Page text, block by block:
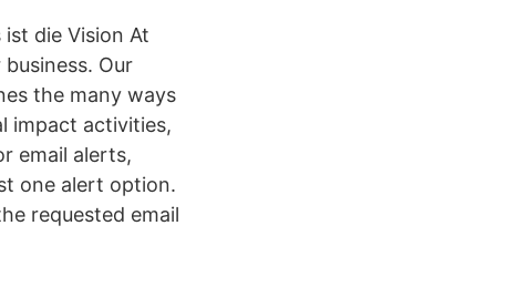
die Vision At
Our
the many ways
impact activities,
email alerts,
one alert option.
requested email